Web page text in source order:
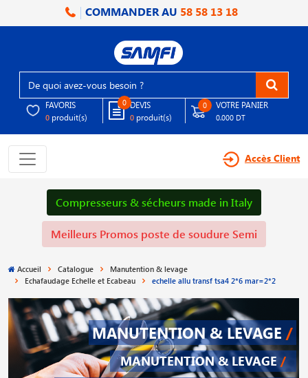
COMMANDER AU 58 58 13 18
FAVORIS
0 produit(s)
0 DEVIS
0 produit(s)
0 VOTRE PANIER
0.000 DT
Accès Client
Compresseurs & sécheurs made in Italy
Meilleurs Promos poste de soudure Semi
Accueil Catalogue
Manutention & levage
Echafaudage Echelle et Ecabeau
echelle allu transf tsa4 2*6 mar=2*2
MANUTENTION & LEVAGE /
MANUTENTION & LEVAGE /